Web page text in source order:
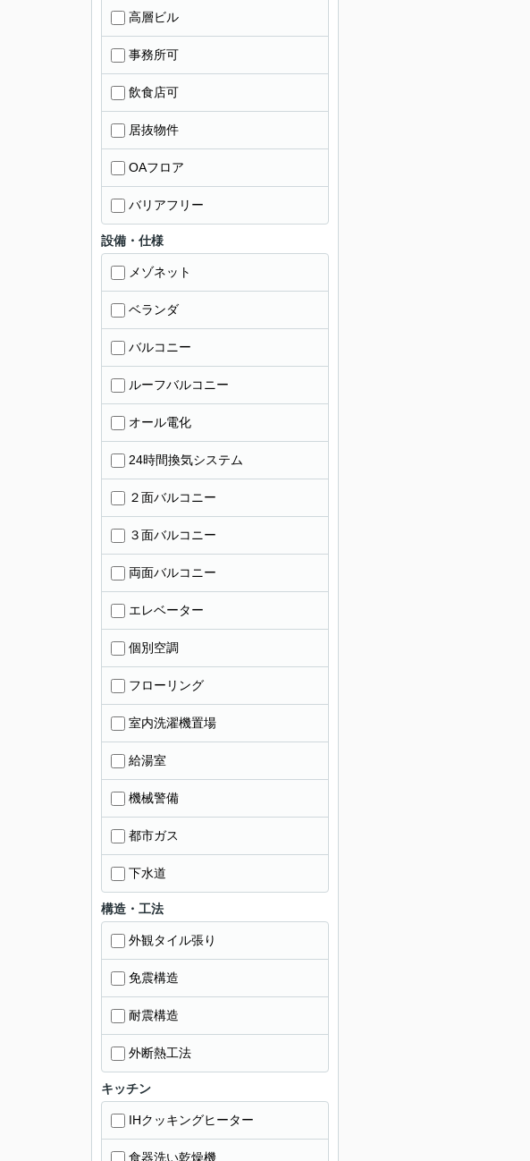
高層ビル
事務所可
飲食店可
居抜物件
OAフロア
バリアフリー
設備・仕様
メゾネット
ベランダ
バルコニー
ルーフバルコニー
オール電化
24時間換気システム
２面バルコニー
３面バルコニー
両面バルコニー
エレベーター
個別空調
フローリング
室内洗濯機置場
給湯室
機械警備
都市ガス
下水道
構造・工法
外観タイル張り
免震構造
耐震構造
外断熱工法
キッチン
IHクッキングヒーター
食器洗い乾燥機